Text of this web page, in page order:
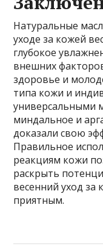
Натуральные
уходе за кожей
глубокое
внешних
здоровье и
типа кожи и
универсальными
миндальное и
доказали свою
Правильное
реакциям кожи
раскрыть
весенний уход
приятным.